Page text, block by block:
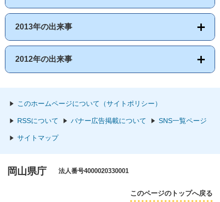
2013年の出来事
2012年の出来事
このホームページについて（サイトポリシー）
RSSについて バナー広告掲載について SNS一覧ページ
サイトマップ
岡山県庁 法人番号4000020330001
このページのトップへ戻る